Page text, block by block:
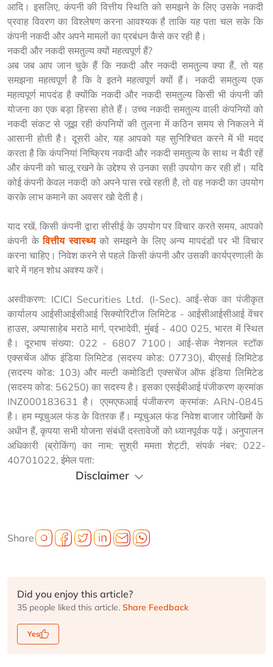
आदि। इसलिए, कंपनी की वित्तीय स्थिति को समझने के लिए उसके नकदी
प्रवाह विवरण का विश्लेषण करना आवश्यक है ताकि यह पता चल सके कि
कंपनी नकदी और अपने मामलों का प्रबंधन कैसे कर रही है।
नकदी और नकदी समतुल्य क्यों महत्वपूर्ण हैं?
अब जब आप जान चुके हैं कि नकदी और नकदी समतुल्य क्या हैं, तो यह
समझना महत्वपूर्ण है कि वे इतने महत्वपूर्ण क्यों हैं। नकदी समतुल्य एक
महत्वपूर्ण मापदंड है क्योंकि नकदी और नकदी समतुल्य किसी भी कंपनी की
योजना का एक बड़ा हिस्सा होते हैं। उच्च नकदी समतुल्य वाली कंपनियों को
नकदी संकट से जूझ रही कंपनियों की तुलना में कठिन समय से निकलने में
आसानी होती है। दूसरी ओर, यह आपको यह सुनिश्चित करने में भी मदद
करता है कि कंपनियां निष्क्रिय नकदी और नकदी समतुल्य के साथ न बैठी रहें
और कंपनी को चालू रखने के उद्देश्य से उनका सही उपयोग कर रही हों। यदि
कोई कंपनी केवल नकदी को अपने पास रखे रहती है, तो वह नकदी का उपयोग
याद रखें, किसी कंपनी द्वारा सीसीई के उपयोग पर विचार करते समय, आपको
कंपनी के वित्तीय स्वास्थ्य को समझने के लिए अन्य मापदंडों पर भी विचार
करना चाहिए। निवेश करने से पहले किसी कंपनी और उसकी कार्यप्रणाली के
बारे में गहन शोध अवश्य करें।
अस्वीकरण: ICICI Securities Ltd. (I-Sec). आई-सेक का पंजीकृत
कार्यालय आईसीआईसीआई सिक्योरिटीज लिमिटेड - आईसीआईसीआई वेंचर
हाउस, अप्पासाहेब मराठे मार्ग, प्रभादेवी, मुंबई - 400 025, भारत में स्थित
है। दूरभाष संख्या: 022 - 6807 7100। आई-सेक नेशनल स्टॉक
एक्सचेंज ऑफ इंडिया लिमिटेड (सदस्य कोड: 07730), बीएसई लिमिटेड
(सदस्य कोड: 103) और मल्टी कमोडिटी एक्सचेंज ऑफ इंडिया लिमिटेड
(सदस्य कोड: 56250) का सदस्य है। इसका एसईबीआई पंजीकरण क्रमांक
INZ000183631 है। एएमएफआई पंजीकरण क्रमांक: ARN-0845
है। हम म्यूचुअल फंड के वितरक हैं। म्यूचुअल फंड निवेश बाजार जोखिमों के
अधीन हैं, कृपया सभी योजना संबंधी दस्तावेजों को ध्यानपूर्वक पढ़ें। अनुपालन
अधिकारी (ब्रोकिंग) का नाम: सुश्री ममता शेट्टी, संपर्क नंबर: 022-
40701022, ईमेल पता:
Disclaimer
Share
Did you enjoy this article?
35 people liked this article. Share Feedback
Yes